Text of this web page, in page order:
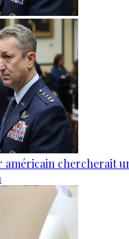
chercherait